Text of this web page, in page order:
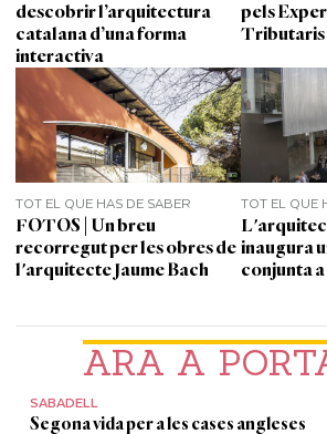
ARA A
SABADELL
Segona vida per a les cases angleses
descobrir l’arquitectura
catalana d’una forma
interactiva
pels
Tributaris
TOT EL QUE HAS DE SABER
FOTOS | Un breu
recorregut per les obres de
l'arquitecte Jaume Bach
TOT EL QUE
inaugura
conjunta